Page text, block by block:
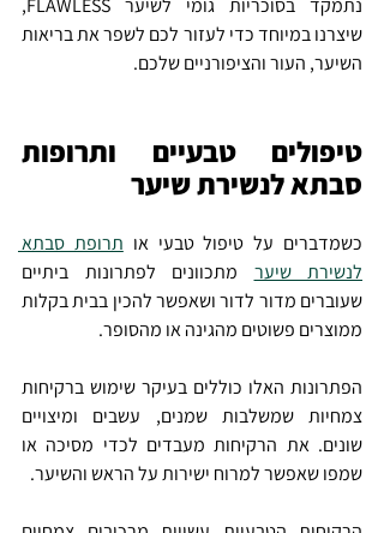
השיער, העור והציפורניים שלכם.
סבתא לנשירת שיער
כשמדברים על טיפול טבעי או
לנשירת שיער
ממוצרים פשוטים מהגינה או מהסופר.
שמפו שאפשר למרוח ישירות על הראש והשיער.